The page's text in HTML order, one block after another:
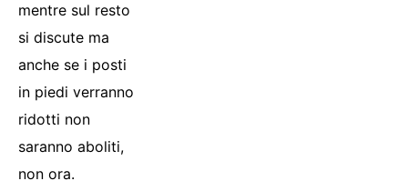
mentre sul resto
si discute ma
anche se i posti
in piedi verranno
ridotti non
saranno aboliti,
non ora.